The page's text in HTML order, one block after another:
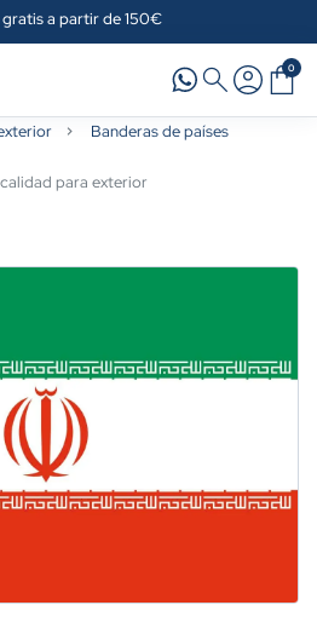
gratis a partir de 150€
0
Banderas de países
para exterior